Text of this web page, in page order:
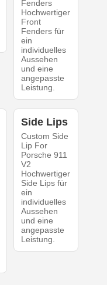
Fenders
Hochwertiger
Front
Fenders für
ein
individuelles
Aussehen
und eine
angepasste
Leistung.
Side Lips
Custom Side
Lip For
Porsche 911
V2
Hochwertiger
Side Lips für
ein
individuelles
Aussehen
und eine
angepasste
Leistung.